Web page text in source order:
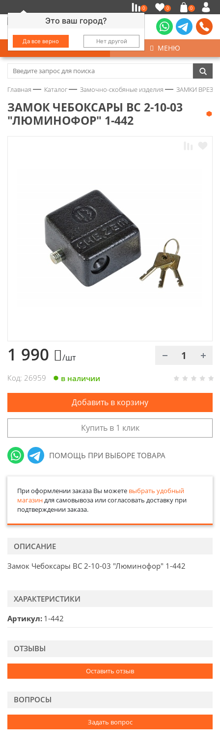
Это ваш город?
Да все верно Нет другой
0 0 0
КАТАЛОГ МЕНЮ
Замочно-скобяные изделия
Колеса
Электроды и проволока
Главная Каталог Замочно-скобяные изделия ЗАМКИ
ЗАМОК ЧЕБОКСАРЫ ВС 2-10-03
"ЛЮМИНОФОР" 1-442
1 990 /шт
Код: 26959 в наличии
Добавить в корзину
Купить в 1 клик
ПОМОЩЬ ПРИ ВЫБОРЕ ТОВАРА
При оформлении заказа Вы можете выбрать удобный
магазиндля самовывоза или согласовать доставку при
подтверждении заказа.
ОПИСАНИЕ
Замок Чебоксары ВС 2-10-03 "Люминофор" 1-442
ХАРАКТЕРИСТИКИ
Артикул 1-442
ОТЗЫВЫ
Оставить отзыв
ВОПРОСЫ
Задать вопрос